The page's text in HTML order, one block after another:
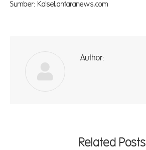
Sumber: Kalsel.antaranews.com
Author:
Related Posts